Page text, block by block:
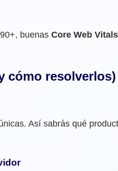
buenas Core Web Vitals
cómo resolverlos)
Así sabrás qué